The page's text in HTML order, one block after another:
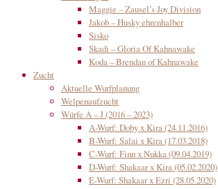
Maggie – Zausel’s Joy Division
Jakob – Husky ehrenhalber
Sisko
Skadi – Gloria Of Kahnawake
Koda – Brendan of Kahnawake
Zucht
Aktuelle Wurfplanung
Welpenaufzucht
Würfe A – J (2016 – 2023)
A-Wurf: Doby x Kira (24.11.2016)
B-Wurf: Salai x Kira (17.03.2018)
C-Wurf: Finn x Nukka (09.04.2019)
D-Wurf: Shakaar x Kira (05.02.2020)
E-Wurf: Shakaar x Ezri (28.05.2020)